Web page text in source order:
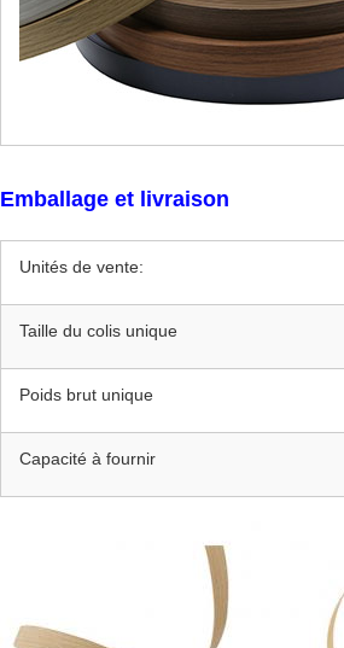
Emballage et livraison
Unités de vente:
Taille du colis unique
Poids brut unique
Capacité à fournir